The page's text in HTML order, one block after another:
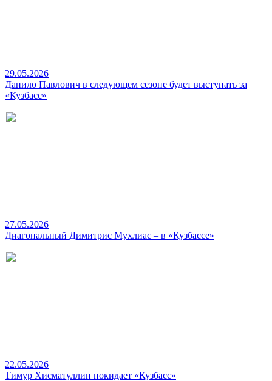
29.05.2026
Данило Павлович в следующем сезоне будет выступать за
«Кузбасс»
27.05.2026
Диагональный Димитрис Мухлиас – в «Кузбассе»
22.05.2026
Тимур Хисматуллин покидает «Кузбасс»